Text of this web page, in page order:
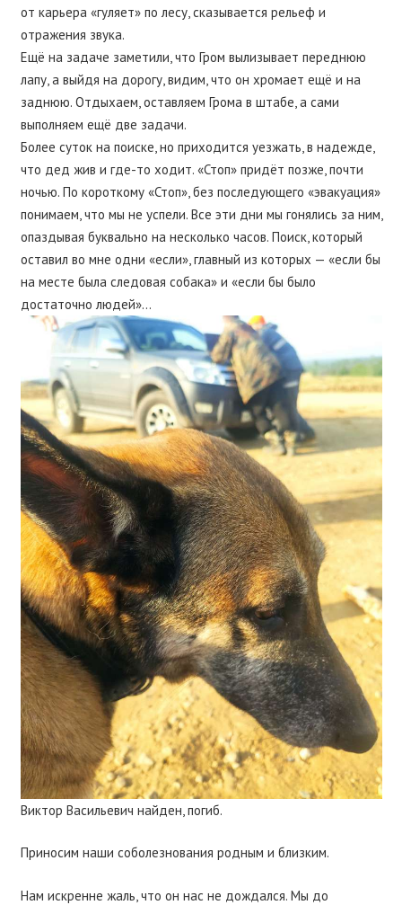
от карьера «гуляет» по лесу, сказывается рельеф и
отражения звука.
Ещё на задаче заметили, что Гром вылизывает переднюю
лапу, а выйдя на дорогу, видим, что он хромает ещё и на
заднюю. Отдыхаем, оставляем Грома в штабе, а сами
выполняем ещё две задачи.
Более суток на поиске, но приходится уезжать, в надежде,
что дед жив и где-то ходит. «Стоп» придёт позже, почти
ночью. По короткому «Стоп», без последующего «эвакуация»
понимаем, что мы не успели. Все эти дни мы гонялись за ним,
опаздывая буквально на несколько часов. Поиск, который
оставил во мне одни «если», главный из которых — «если бы
на месте была следовая собака» и «если бы было
достаточно людей»…
Виктор Васильевич найден, погиб.
Приносим наши соболезнования родным и близким.
Нам искренне жаль, что он нас не дождался. Мы до